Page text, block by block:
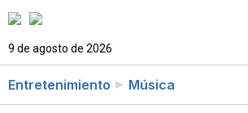
9 de agosto de 2026
Entretenimiento Música